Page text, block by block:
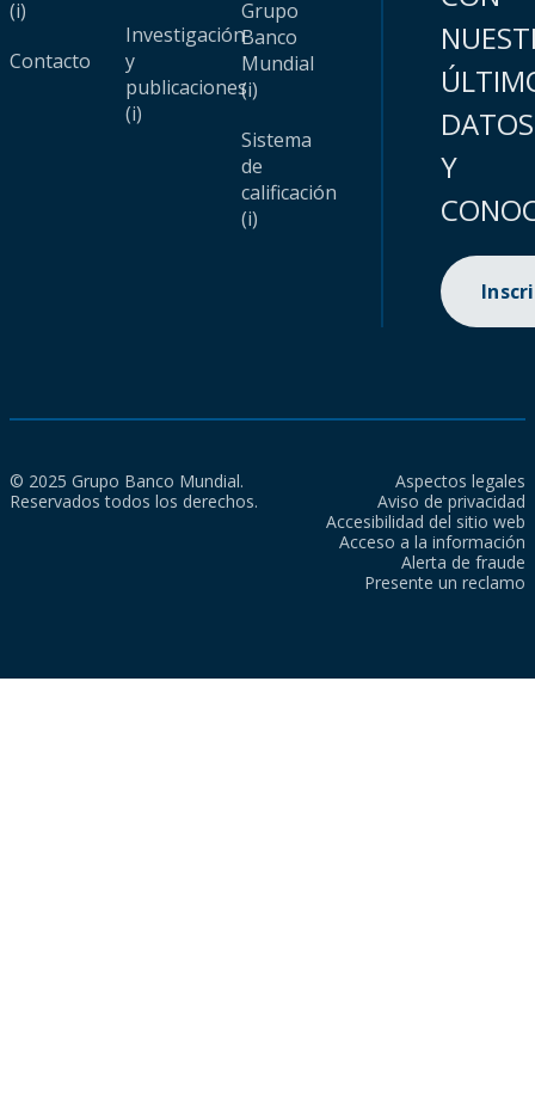
(i)
Contacto
Investigación
y
publicaciones
(i)
Grupo
Banco
Mundial
(i)
Sistema
de
calificación
(i)
DATOS
Y
© 2025 Grupo Banco Mundial.
Reservados todos los derechos.
Aspectos legales
Aviso de privacidad
Accesibilidad del sitio web
Acceso a la información
Alerta de fraude
Presente un reclamo